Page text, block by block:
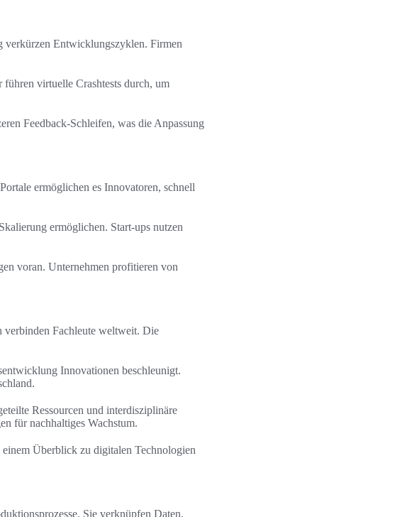
Entwicklungszyklen. Firmen
virtuelle Crashtests durch, um
Feedback-Schleifen, was die Anpassung
ermöglichen es Innovatoren, schnell
ermöglichen. Start-ups nutzen
voran. Unternehmen profitieren von
Fachleute weltweit. Die
Innovationen beschleunigt.
Ressourcen und interdisziplinäre
für nachhaltiges Wachstum.
Überblick zu digitalen Technologien
Sie verknüpfen Daten,